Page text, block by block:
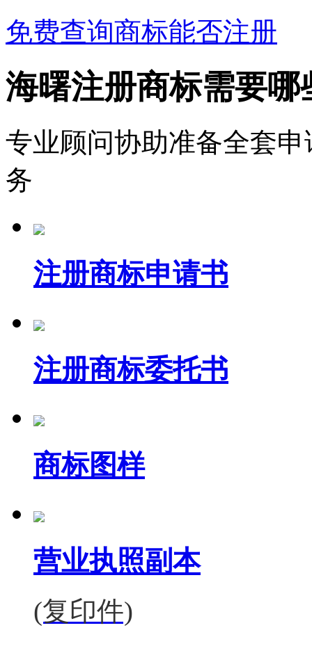
免费查询商标能否注册
海曙注册商标需要哪
专业顾问协助准备全套
务
注册商标申请书
注册商标委托书
商标图样
营业执照副本
(复印件)